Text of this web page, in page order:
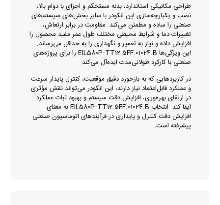
طراحی مکانیکی استاندارد، بدنه مستحکم و اجزای با دوام بالا،
نصب و یکپارچه‌سازی این انکودر با سایر بخش‌های سیستم‌های
صنعتی را ساده و مطمئن می‌کند. مقاومت در برابر ارتعاش،
تغییرات دما و شرایط محیطی مختلف طول عمر مفید محصول را
افزایش داده و نیاز به تعمیر و نگهداری را به حداقل می‌رساند.
این ویژگی‌ها EIL580P‑TT12.5FF.01024.B را برای پروژه‌های
صنعتی با کارکرد طولانی‌مدت ایده‌آل می‌کند.
در کاربردهایی که به بازخورد دقیق موقعیت، کنترل پایدار سرعت
و عملکرد قابل‌اعتماد نیاز دارند، این انکودر می‌تواند نقش مؤثری
در ارتقای بهره‌وری، افزایش دقت سیستم و بهبود ثبات عملکرد
ایفا کند. انتخاب EIL580P‑TT12.5FF.01024.B به معنای
افزایش دقت کنترل و پایداری در فرآیندهای اتوماسیون صنعتی
پیشرفته است.